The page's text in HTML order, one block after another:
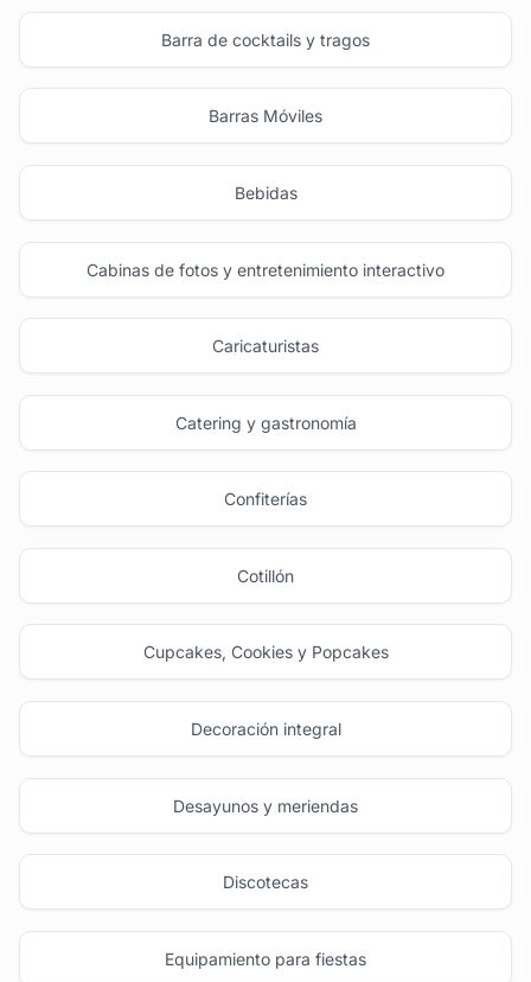
Barra de cocktails y tragos
Barras Móviles
Bebidas
Cabinas de fotos y entretenimiento interactivo
Caricaturistas
Catering y gastronomía
Confiterías
Cotillón
Cupcakes, Cookies y Popcakes
Decoración integral
Desayunos y meriendas
Discotecas
Equipamiento para fiestas